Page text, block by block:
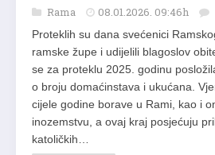
Rama 08.01.2026. 09:46h
Proteklih su dana svećenici
ramske župe i udijelili blagoslov
se za proteklu 2025. godinu
o broju domaćinstava i ukućana.
cijele godine borave u Rami, kao i
inozemstvu, a ovaj kraj posjećuju
katoličkih…